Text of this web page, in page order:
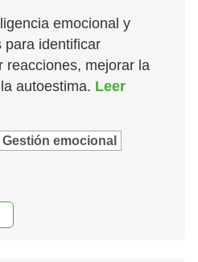
emocional y
para identificar
reacciones, mejorar la
autoestima. Leer
Gestión emocional